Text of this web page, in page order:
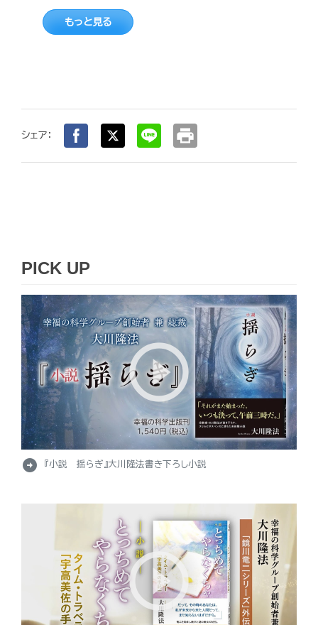
もっと見る
シェア： print
PICK UP
arrow_circle_right 『小説 揺らぎ』大川隆法書き下ろし小説